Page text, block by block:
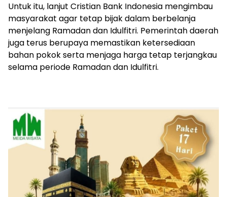
Untuk itu, lanjut Cristian Bank Indonesia mengimbau
masyarakat agar tetap bijak dalam berbelanja
menjelang Ramadan dan Idulfitri. Pemerintah daerah
juga terus berupaya memastikan ketersediaan
bahan pokok serta menjaga harga tetap terjangkau
selama periode Ramadan dan Idulfitri.